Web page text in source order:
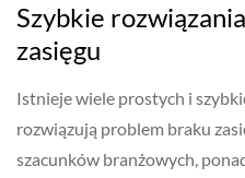
Szybkie
zasięgu
Istnieje wiele prostych i
rozwiązują problem braku
szacunków branżowych,